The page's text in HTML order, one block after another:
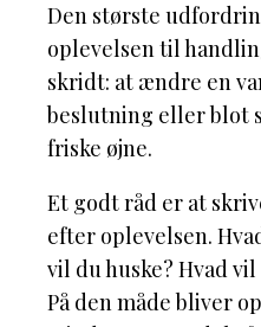
Den største
oplevelsen til
skridt: at ændre en
beslutning eller blot
friske øjne.
Et godt råd er at
efter oplevelsen.
vil du huske? Hvad
På den måde bliver